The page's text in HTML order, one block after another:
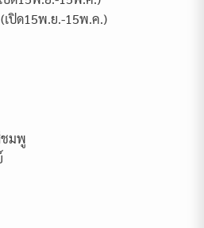
ปิด15พ.ย.-15พ.ค.)
มพู